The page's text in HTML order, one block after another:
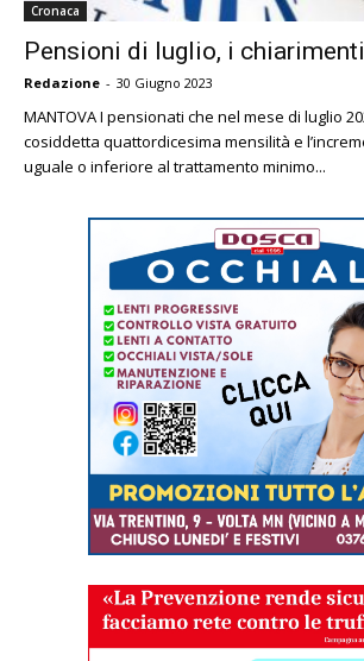
Cronaca
Pensioni di luglio, i
Redazione - 30 Giugno 2023
MANTOVA I pensionati che nel mese di luglio
cosiddetta quattordicesima mensilità e
uguale o inferiore al trattamento minimo...